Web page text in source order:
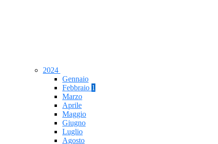
2024
Gennaio
Febbraio 1
Marzo
Aprile
Maggio
Giugno
Luglio
Agosto